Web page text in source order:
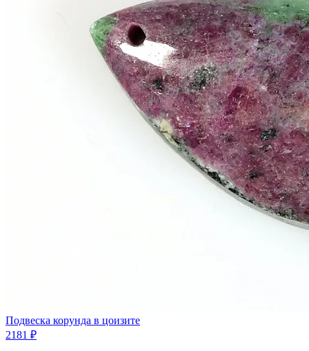
Подвеска корунда в цоизите
2181 ₽